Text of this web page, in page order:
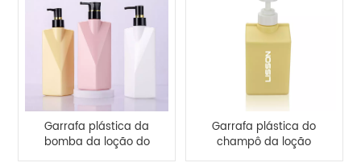
Garrafa plástica da
bomba da loção do
pulverizador do aperto
Garrafa plástica do
champô da loção
corporal do HDPE